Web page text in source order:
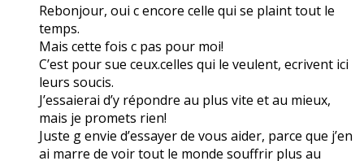
Rebonjour, oui c encore celle qui se plaint tout le
temps.
Mais cette fois c pas pour moi!
C’est pour sue ceux.celles qui le veulent, ecrivent ici
leurs soucis.
J’essaierai d’y répondre au plus vite et au mieux,
mais je promets rien!
Juste g envie d’essayer de vous aider, parce que j’en
ai marre de voir tout le monde souffrir plus au